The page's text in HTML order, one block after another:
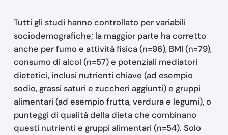
Tutti gli studi hanno controllato per variabili
sociodemografiche; la maggior parte ha corretto
anche per fumo e attività fisica (n=96), BMI (n=79),
consumo di alcol (n=57) e potenziali mediatori
dietetici, inclusi nutrienti chiave (ad esempio
sodio, grassi saturi e zuccheri aggiunti) e gruppi
alimentari (ad esempio frutta, verdura e legumi), o
punteggi di qualità della dieta che combinano
questi nutrienti e gruppi alimentari (n=54). Solo